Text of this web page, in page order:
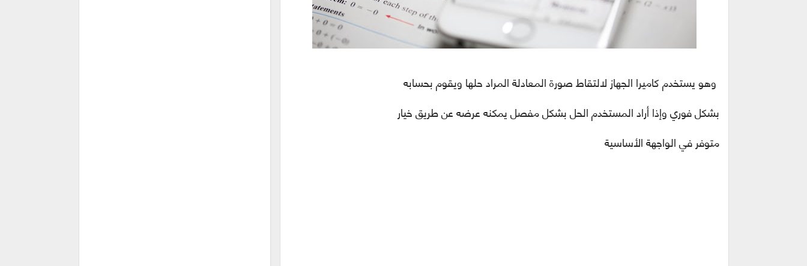
وهو يستخدم كاميرا الجهاز لالتقاط صورة المعادلة المراد حلها ويقوم بحسابه
بشكل فوري وإذا أراد المستخدم الحل بشكل مفصل يمكنه عرضه عن طريق خيار
متوفر في الواجهة الأساسية